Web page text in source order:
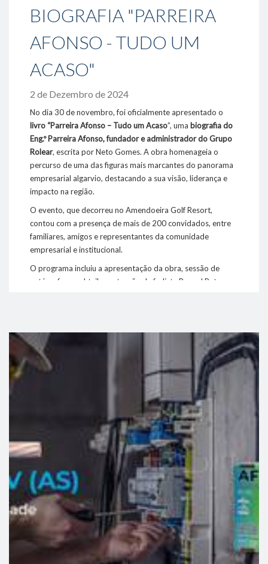
- Oportunidades / Ofertas disponíveis
Sustentabilidade
- Ambiente
- Fornecedores
Projetos de referência
Media
- Notícias
- Fotos & Videos
289 860 300
contacto@rolear.pt
BIOGRAFIA "PARREIRA
AFONSO - TUDO UM
ACASO"
2 de Dezembro de 2024
No dia 30 de novembro, foi oficialmente apresentado o
livro “Parreira Afonso – Tudo um Acaso”, uma biografia do
Eng.º Parreira Afonso, fundador e administrador do Grupo
Rolear, escrita por Neto Gomes. A obra homenageia o
percurso de uma das figuras mais marcantes do panorama
empresarial algarvio, destacando a sua visão, liderança e
impacto na região.
O evento, que decorreu no Amendoeira Golf Resort,
contou com a presença de mais de 200 convidados, entre
familiares, amigos e representantes da comunidade
empresarial e institucional.
O programa incluiu a apresentação da obra, sessão de
autógrafos, cocktail e a atuação da fadista Raquel Peters,
Este evento reforça o legado de Parreira Afonso como um
líder visionário que moldou o panorama empresarial do
Algarve.
link